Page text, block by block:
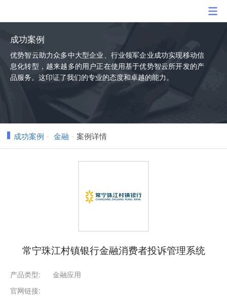
成功案例
优势智云助力众多中大型企业、行业领军企业成功实现移动信
息化转型，越来越多的用户正在使用基于优势智云所开发的产
品服务。这印证了我们的专业的态度和卓越的能力。
成功案例 金融 案例详情
常宁珠江村镇银行金融消费者投诉管理系统
产品类型:
金融应用
官网链接: